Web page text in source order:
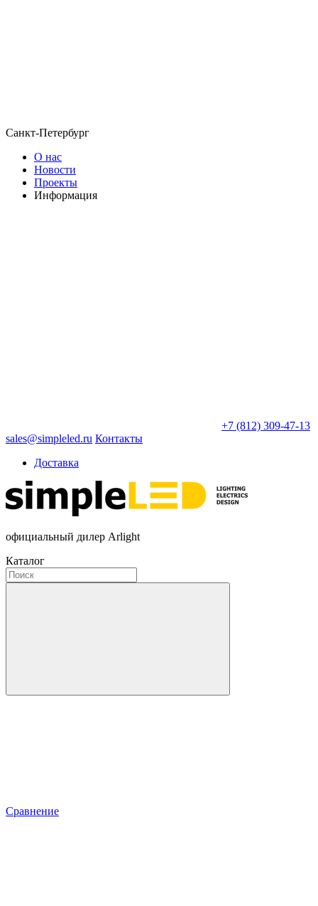
Санкт-Петербург
О нас
Новости
Проекты
Информация
+7 (812) 309-47-13
sales@simpleled.ru Контакты
Доставка
официальный дилер Arlight
Каталог
Сравнение